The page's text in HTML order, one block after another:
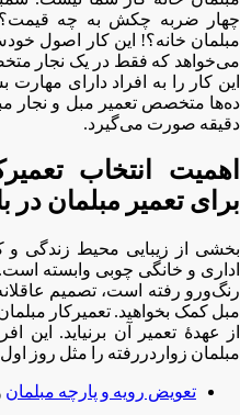
چهار ضربه چکش به چه قیمت؟
مبلمان خانه؟! این کار اصول
می‌خواهد که فقط در یک نجار
این کار را به افراد دارای
ده‌ها متخصص تعمیر مبل و نجار
دقیقه صورت می‌گیرد.
اهمیت انتخاب
برای تعمیر مبلمان در
بخشی از زیبایی محیط زندگی و
اداری و خانگی چوبی وابسته
رنگ‌ورو رفته است، تصمیم
مبل کمک بخواهید. تعمیرکار
از عهدۀ تعمیر آن برنیاید. این
مبلمان زواردررفته را مثل روز اول
تعویض رویه و پارچه مبلمان